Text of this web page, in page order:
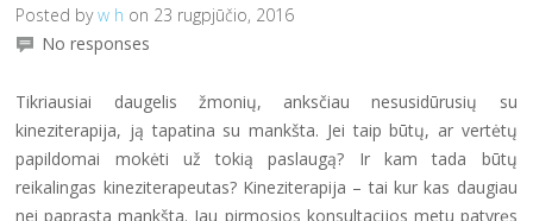
Posted byw h on 23 rugpjūčio, 2016
No responses
Tikriausiai daugelis žmonių, anksčiau nesusidūrusių su
kineziterapija, ją tapatina su mankšta. Jei taip būtų, ar vertėtų
papildomai mokėti už tokią paslaugą? Ir kam tada būtų
reikalingas kineziterapeutas? Kineziterapija – tai kur kas daugiau
nei paprasta mankšta. Jau pirmosios konsultacijos metu patyręs